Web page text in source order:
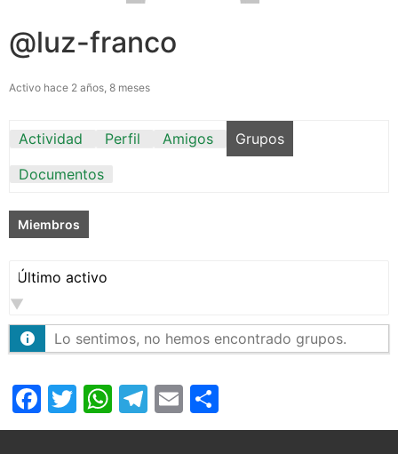
@luz-franco
Activo hace 2 años, 8 meses
Actividad Perfil Amigos
Grupos
Documentos
Miembros
Ordenar
por:
Lo sentimos, no hemos encontrado grupos.
Facebook
Twitter
WhatsApp
Telegram
Email